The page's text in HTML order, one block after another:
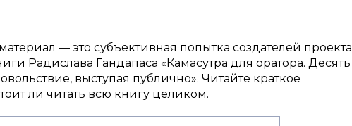
материал — это субъективная попытка создателей проекта
Радислава Гандапаса «Камасутра для оратора. Десять
выступая публично». Читайте краткое
ли читать всю книгу целиком.